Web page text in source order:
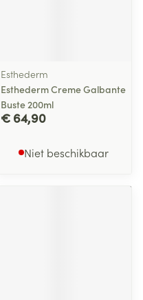
Esthederm
Esthederm Creme Galbante
Buste 200ml
€ 64,90
Niet beschikbaar